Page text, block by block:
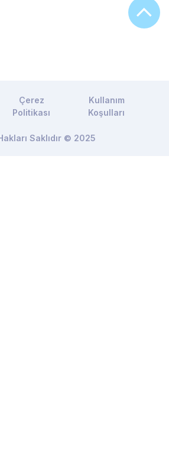
Çerez
Politikası
Kullanım
Koşulları
Saklıdır © 2025